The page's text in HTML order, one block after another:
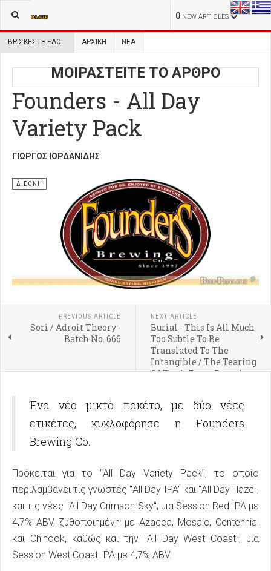
0 NEW ARTICLES
ΒΡΊΣΚΕΣΤΕ ΕΔΏ: ΑΡΧΙΚΉ ΝΕΑ
ΜΟΙΡΑΣΤΕΙΤΕ ΤΟ ΑΡΘΡΟ
Founders - All Day
Variety Pack
ΓΙΏΡΓΟΣ ΙΟΡΔΑΝΊΔΗΣ
ΔΙΕΘΝΗ
PREVIOUS ARTICLE
Sori / Adroit Theory -
Batch No. 666
NEXT ARTICLE
Burial - This Is All Much
Too Subtle To Be
Translated To The
Intangible / The Tearing
Of Flesh From Bone /
World
Ένα νέο μικτό πακέτο, με δύο νέες
ετικέτες, κυκλοφόρησε η Founders
Brewing Co.
Πρόκειται για το "All Day Variety Pack", το οποίο
περιλαμβάνει τις γνωστές "All Day IPA" και "All Day Haze",
και τις νέες "All Day Crimson Sky", μια Session Red IPA με
4,7% ABV, ζυθοποιημένη με Azacca, Mosaic, Centennial
και Chinook, καθώς και την "All Day West Coast", μια
Session West Coast IPA με 4,7% ABV.